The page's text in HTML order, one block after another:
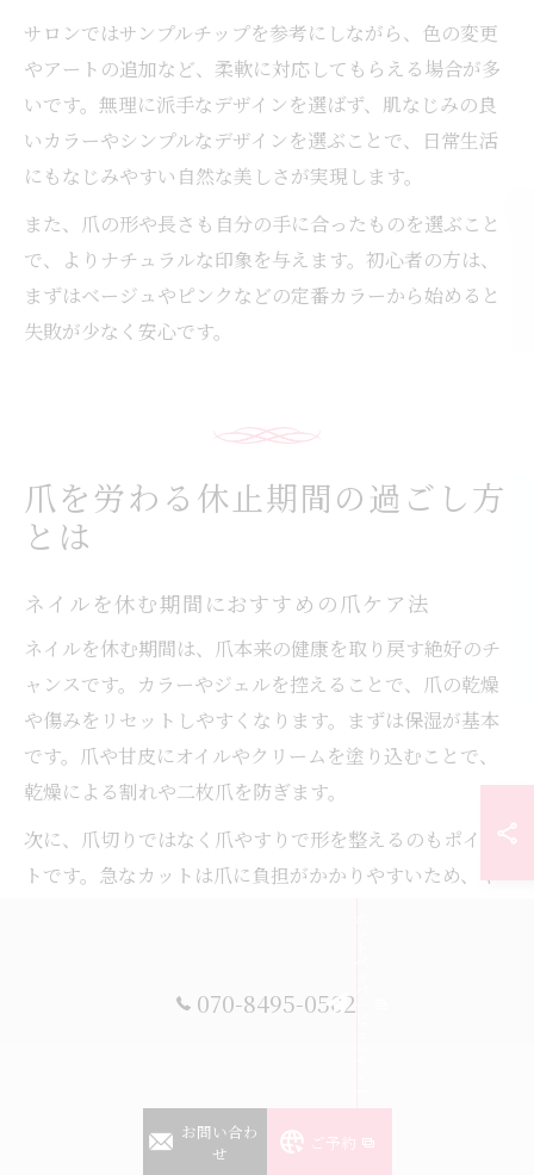
サロンではサンプルチップを参考にしながら、色の変更
やアートの追加など、柔軟に対応してもらえる場合が多
いです。無理に派手なデザインを選ばず、肌なじみの良
いカラーやシンプルなデザインを選ぶことで、日常生活
にもなじみやすい自然な美しさが実現します。
また、爪の形や長さも自分の手に合ったものを選ぶこと
で、よりナチュラルな印象を与えます。初心者の方は、
まずはベージュやピンクなどの定番カラーから始めると
失敗が少なく安心です。
爪を労わる休止期間の過ごし方
とは
ネイルを休む期間におすすめの爪ケア法
ネイルを休む期間は、爪本来の健康を取り戻す絶好のチ
ャンスです。カラーやジェルを控えることで、爪の乾燥
や傷みをリセットしやすくなります。まずは保湿が基本
です。爪や甘皮にオイルやクリームを塗り込むことで、
乾燥による割れや二枚爪を防ぎます。
次に、爪切りではなく爪やすりで形を整えるのもポイン
トです。急なカットは爪に負担がかかりやすいため、や
た」という声も多く聞かれます。爪の休息期間を有効に
使うことで、次のネイルもより長持ちしやすくなりま
070-8495-0502ー
ビ
お問い合わ
せ
ご予約